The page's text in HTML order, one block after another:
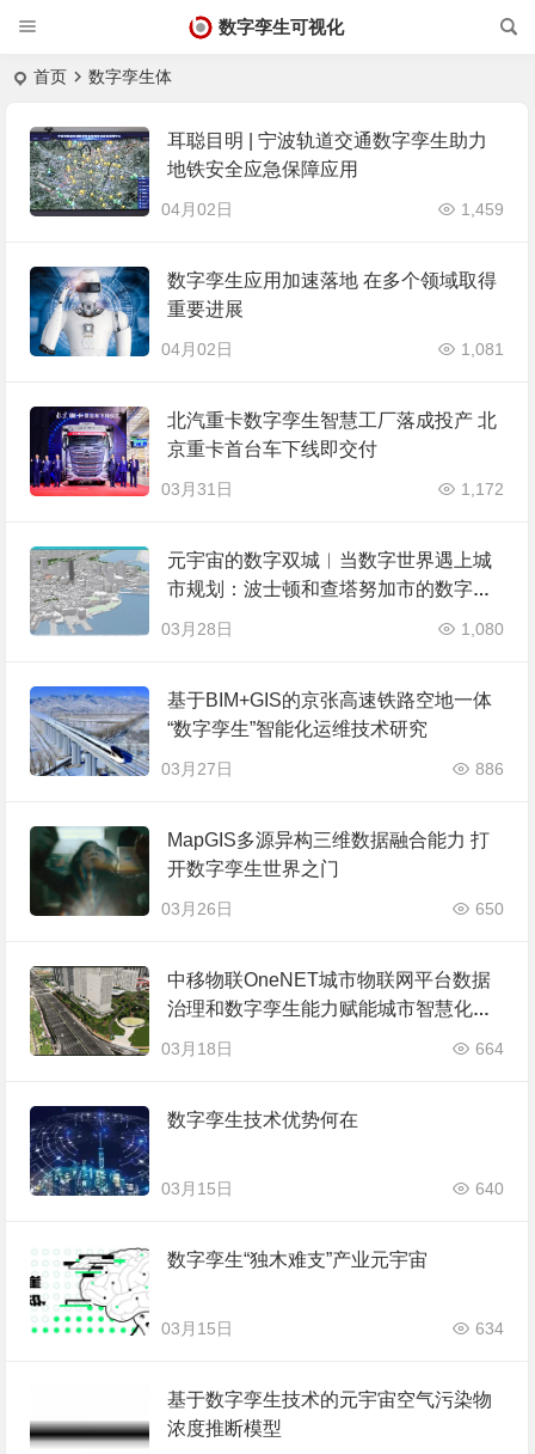
数字孪生可视化
首页 数字孪生体
耳聪目明 | 宁波轨道交通数字孪生助力
地铁安全应急保障应用
04月02日 1,459
数字孪生应用加速落地 在多个领域取得
重要进展
04月02日 1,081
北汽重卡数字孪生智慧工厂落成投产 北
京重卡首台车下线即交付
03月31日 1,172
元宇宙的数字双城︱当数字世界遇上城
市规划：波士顿和查塔努加市的数字孪
生之路
03月28日 1,080
基于BIM+GIS的京张高速铁路空地一体
“数字孪生”智能化运维技术研究
03月27日 886
MapGIS多源异构三维数据融合能力 打
开数字孪生世界之门
03月26日 650
中移物联OneNET城市物联网平台数据
治理和数字孪生能力赋能城市智慧化建
设
03月18日 664
数字孪生技术优势何在
03月15日 640
数字孪生“独木难支”产业元宇宙
03月15日 634
基于数字孪生技术的元宇宙空气污染物
浓度推断模型